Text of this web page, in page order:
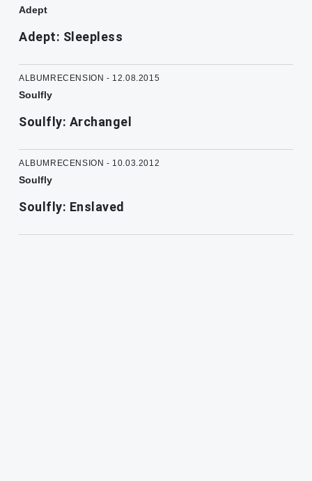
Adept
Adept: Sleepless
ALBUMRECENSION - 12.08.2015
Soulfly
Soulfly: Archangel
ALBUMRECENSION - 10.03.2012
Soulfly
Soulfly: Enslaved